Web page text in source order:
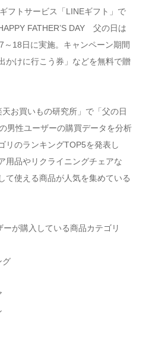
フトサービス「LINEギフト」で
FATHER’S DAY 父の日は
～18日に実施。キャンペーン期間
かけに行こう券」などを無料で贈
お買いもの研究所」で「父の日
男性ユーザーの購買データを分析
リのランキングTOP5を発表し
用品やリクライニングチェアな
て使える商品が人気を集めている
が購入している商品カテゴリ
グ